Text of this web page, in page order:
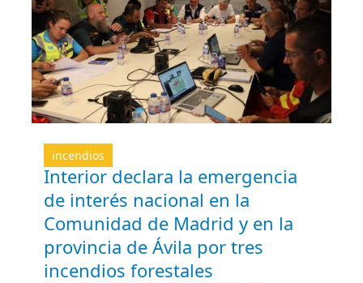
incendios
Interior declara la emergencia
de interés nacional en la
Comunidad de Madrid y en la
provincia de Ávila por tres
incendios forestales